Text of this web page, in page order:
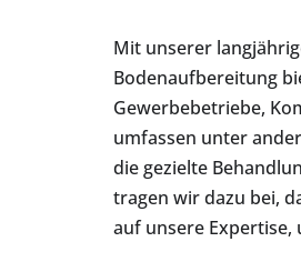
Mit unserer
Bodenaufbereitung
Gewerbebetriebe,
umfassen unter
die gezielte
tragen wir dazu bei,
auf unsere